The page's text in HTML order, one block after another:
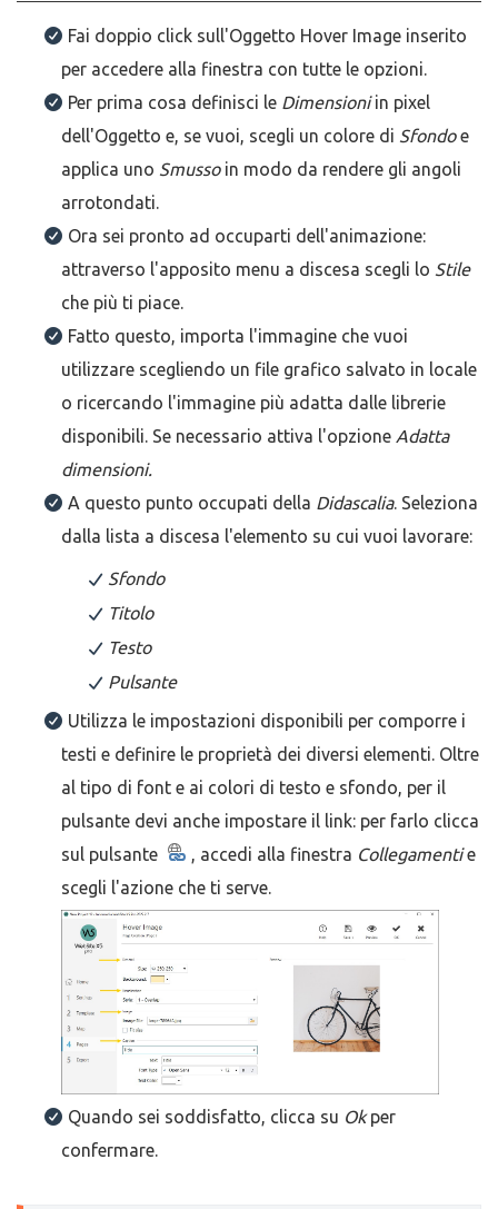
Fai doppio click sull'Oggetto Hover Image inserito
per accedere alla finestra con tutte le opzioni.
Per prima cosa definisci le Dimensioniin pixel
dell'Oggetto e, se vuoi, scegli un colore di Sfondoe
applica uno Smussoin modo da rendere gli angoli
arrotondati.
Ora sei pronto ad occuparti dell'animazione:
attraverso l'apposito menu a discesa scegli lo Stile
che più ti piace.
Fatto questo, importa l'immagine che vuoi
utilizzare scegliendo un file grafico salvato in locale
o ricercando l'immagine più adatta dalle librerie
disponibili. Se necessario attiva l'opzione Adatta
dimensioni.
A questo punto occupati della Didascalia. Seleziona
dalla lista a discesa l'elemento su cui vuoi lavorare:
Sfondo
Titolo
Testo
Pulsante
Utilizza le impostazioni disponibili per comporre i
testi e definire le proprietà dei diversi elementi. Oltre
al tipo di font e ai colori di testo e sfondo, per il
pulsante devi anche impostare il link: per farlo clicca
sul pulsante
, accedi alla finestra Collegamentie
scegli l'azione che ti serve.
Quando sei soddisfatto, clicca su Okper
confermare.